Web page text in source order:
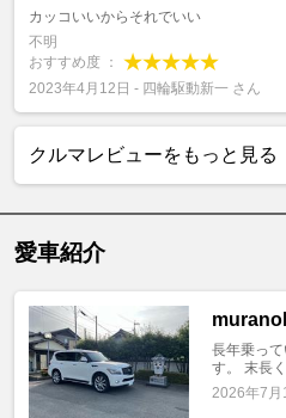
カッコいいからそれでいい
不明
おすすめ度 ：
2023年4月12日 - 四輪駆動新一 さん
クルマレビューをもっと見る
愛車紹介
長年乗っ
す。 末長
2026年7月